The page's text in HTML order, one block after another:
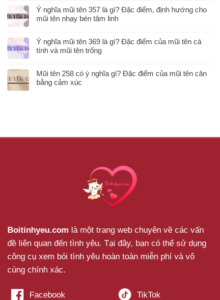
Ý nghĩa mũi tên 357 là gì? Đặc điểm, định hướng cho
mũi tên nhạy bén tâm linh
Ý nghĩa mũi tên 369 là gì? Đặc điểm của mũi tên cá
tính và mũi tên trống
Mũi tên 258 có ý nghĩa gì? Đặc điểm của mũi tên cân
bằng cảm xúc
Boitinhyeu.com là một trang web chuyên về các vấn
đề liên quan đến tình yêu. Tại đây, bạn có thể sử dụng
công cụ xem bói tình yêu hoàn toàn miễn phí và vô
cùng chính xác.